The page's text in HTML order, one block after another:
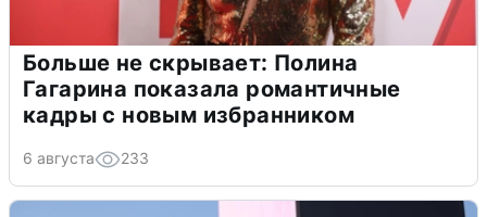
Больше не скрывает: Полина
Гагарина показала романтичные
кадры с новым избранником
6 августа 233